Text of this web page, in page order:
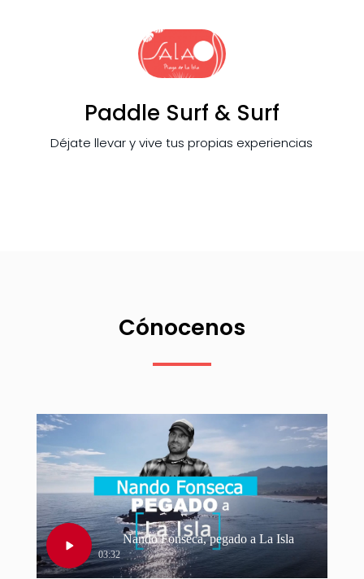
Paddle Surf & Surf
Déjate llevar y vive tus propias experiencias
Cónocenos